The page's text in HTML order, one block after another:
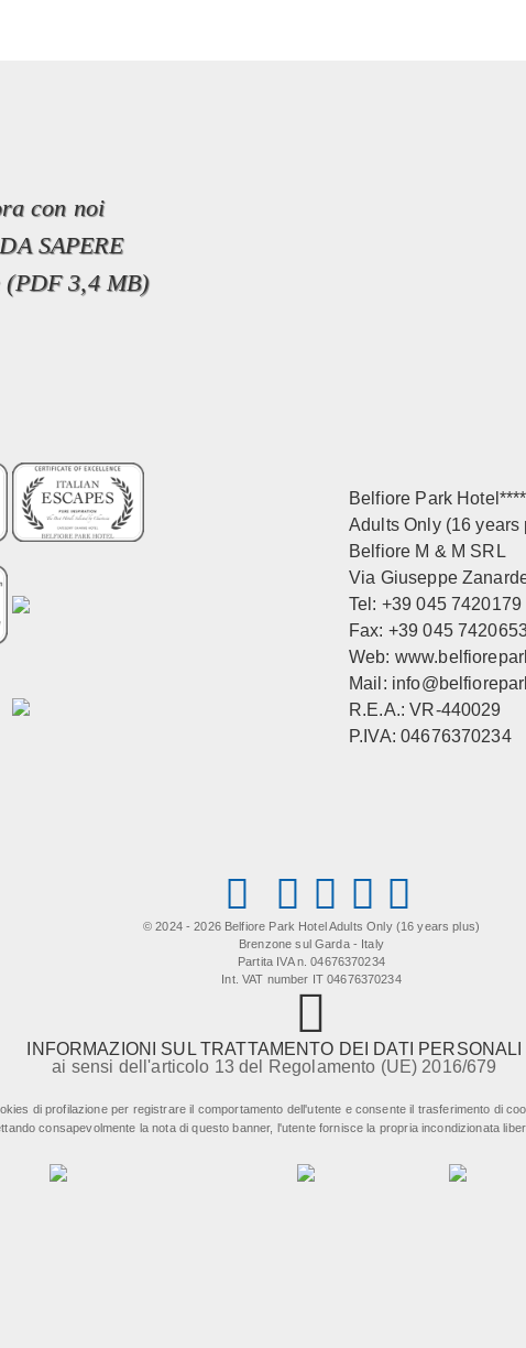
con noi
SAPERE
(PDF 3,4 MB)
Belfiore Park
Adults Only (16 years
Belfiore M & M SRL
Via Giuseppe
Tel: +39 045 7420179
Fax: +39 045
Web:
Mail:
R.E.A.: VR-440029
P.IVA: 04676370234
© 2024 - 2026 Belfiore Park Hotel Adults Only (16 years plus)
Brenzone sul Garda - Italy
Partita IVA n. 04676370234
Int. VAT number IT 04676370234
INFORMAZIONI SUL TRATTAMENTO DEI DATI PERSONALI
ai sensi dell'articolo 13 del Regolamento (UE) 2016/679
di profilazione per registrare il comportamento dell'utente e consente il trasferimento di
consapevolmente la nota di questo banner, l'utente fornisce la propria incondizionata